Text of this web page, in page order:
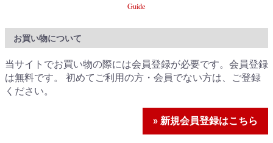
Guide
お買い物について
当サイトでお買い物の際には会員登録が必要です。会員登録
は無料です。 初めてご利用の方・会員でない方は、ご登録
ください。
» 新規会員登録はこちら